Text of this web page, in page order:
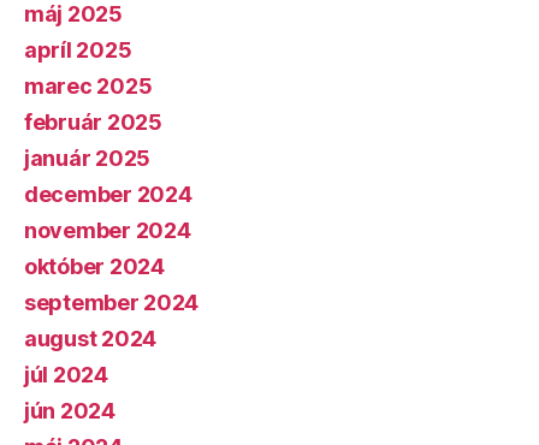
máj 2025
apríl 2025
marec 2025
február 2025
január 2025
december 2024
november 2024
október 2024
september 2024
august 2024
júl 2024
jún 2024